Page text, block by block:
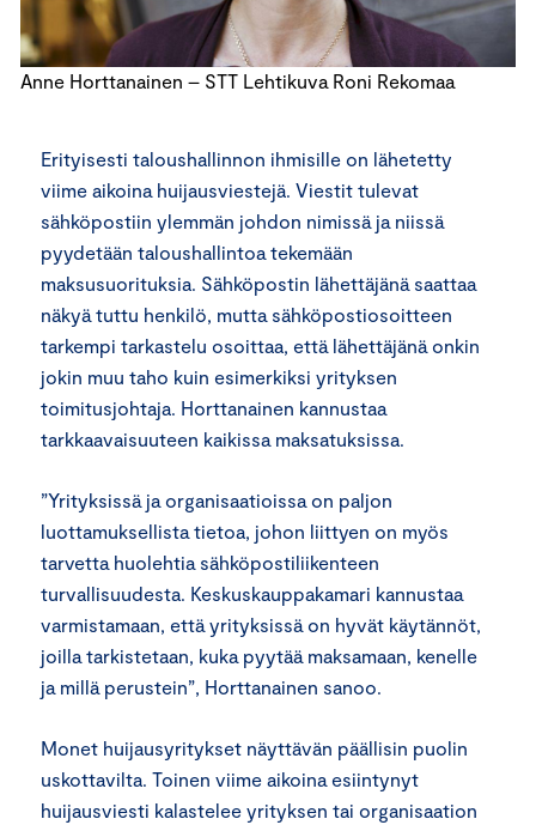
Anne Horttanainen – STT Lehtikuva Roni Rekomaa
Erityisesti taloushallinnon ihmisille on lähetetty
viime aikoina huijausviestejä. Viestit tulevat
sähköpostiin ylemmän johdon nimissä ja niissä
pyydetään taloushallintoa tekemään
maksusuorituksia. Sähköpostin lähettäjänä saattaa
näkyä tuttu henkilö, mutta sähköpostiosoitteen
tarkempi tarkastelu osoittaa, että lähettäjänä onkin
jokin muu taho kuin esimerkiksi yrityksen
toimitusjohtaja. Horttanainen kannustaa
tarkkaavaisuuteen kaikissa maksatuksissa.
”Yrityksissä ja organisaatioissa on paljon
luottamuksellista tietoa, johon liittyen on myös
tarvetta huolehtia sähköpostiliikenteen
turvallisuudesta. Keskuskauppakamari kannustaa
varmistamaan, että yrityksissä on hyvät käytännöt,
joilla tarkistetaan, kuka pyytää maksamaan, kenelle
ja millä perustein”, Horttanainen sanoo.
Monet huijausyritykset näyttävän päällisin puolin
uskottavilta. Toinen viime aikoina esiintynyt
huijausviesti kalastelee yrityksen tai organisaation